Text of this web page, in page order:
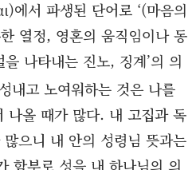
에서 파생된 단어로 ‘(마음의
열정, 영혼의 움직임이나 동
나타내는 진노, 징계’의 의
내고 노여워하는 것은 나를
나올 때가 많다. 내 고집과 독
으니 내 안의 성령님 뜻과는
함부로 성을 내 하나님의 의